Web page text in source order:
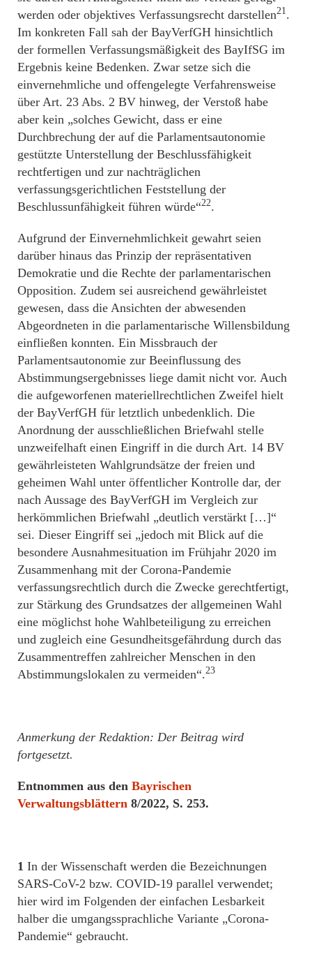
werden oder objektives Verfassungsrecht darstellen21.
Im konkreten Fall sah der BayVerfGH hinsichtlich
der formellen Verfassungsmäßigkeit des BayIfSG im
Ergebnis keine Bedenken. Zwar setze sich die
einvernehmliche und offengelegte Verfahrensweise
über Art. 23 Abs. 2 BV hinweg, der Verstoß habe
aber kein „solches Gewicht, dass er eine
Durchbrechung der auf die Parlamentsautonomie
gestützte Unterstellung der Beschlussfähigkeit
rechtfertigen und zur nachträglichen
verfassungsgerichtlichen Feststellung der
Beschlussunfähigkeit führen würde“22.
Aufgrund der Einvernehmlichkeit gewahrt seien
darüber hinaus das Prinzip der repräsentativen
Demokratie und die Rechte der parlamentarischen
Opposition. Zudem sei ausreichend gewährleistet
gewesen, dass die Ansichten der abwesenden
Abgeordneten in die parlamentarische Willensbildung
einfließen konnten. Ein Missbrauch der
Parlamentsautonomie zur Beeinflussung des
Abstimmungsergebnisses liege damit nicht vor. Auch
die aufgeworfenen materiellrechtlichen Zweifel hielt
der BayVerfGH für letztlich unbedenklich. Die
Anordnung der ausschließlichen Briefwahl stelle
unzweifelhaft einen Eingriff in die durch Art. 14 BV
gewährleisteten Wahlgrundsätze der freien und
geheimen Wahl unter öffentlicher Kontrolle dar, der
nach Aussage des BayVerfGH im Vergleich zur
herkömmlichen Briefwahl „deutlich verstärkt […]“
sei. Dieser Eingriff sei „jedoch mit Blick auf die
besondere Ausnahmesituation im Frühjahr 2020 im
Zusammenhang mit der Corona-Pandemie
verfassungsrechtlich durch die Zwecke gerechtfertigt,
zur Stärkung des Grundsatzes der allgemeinen Wahl
eine möglichst hohe Wahlbeteiligung zu erreichen
und zugleich eine Gesundheitsgefährdung durch das
Zusammentreffen zahlreicher Menschen in den
Abstimmungslokalen zu vermeiden“.23
Anmerkung der Redaktion: Der Beitrag wird
fortgesetzt.
Entnommen aus den Bayrischen
Verwaltungsblättern 8/2022, S. 253.
1 In der Wissenschaft werden die Bezeichnungen
SARS-CoV-2 bzw. COVID-19 parallel verwendet;
hier wird im Folgenden der einfachen Lesbarkeit
halber die umgangssprachliche Variante „Corona-
Pandemie“ gebraucht.